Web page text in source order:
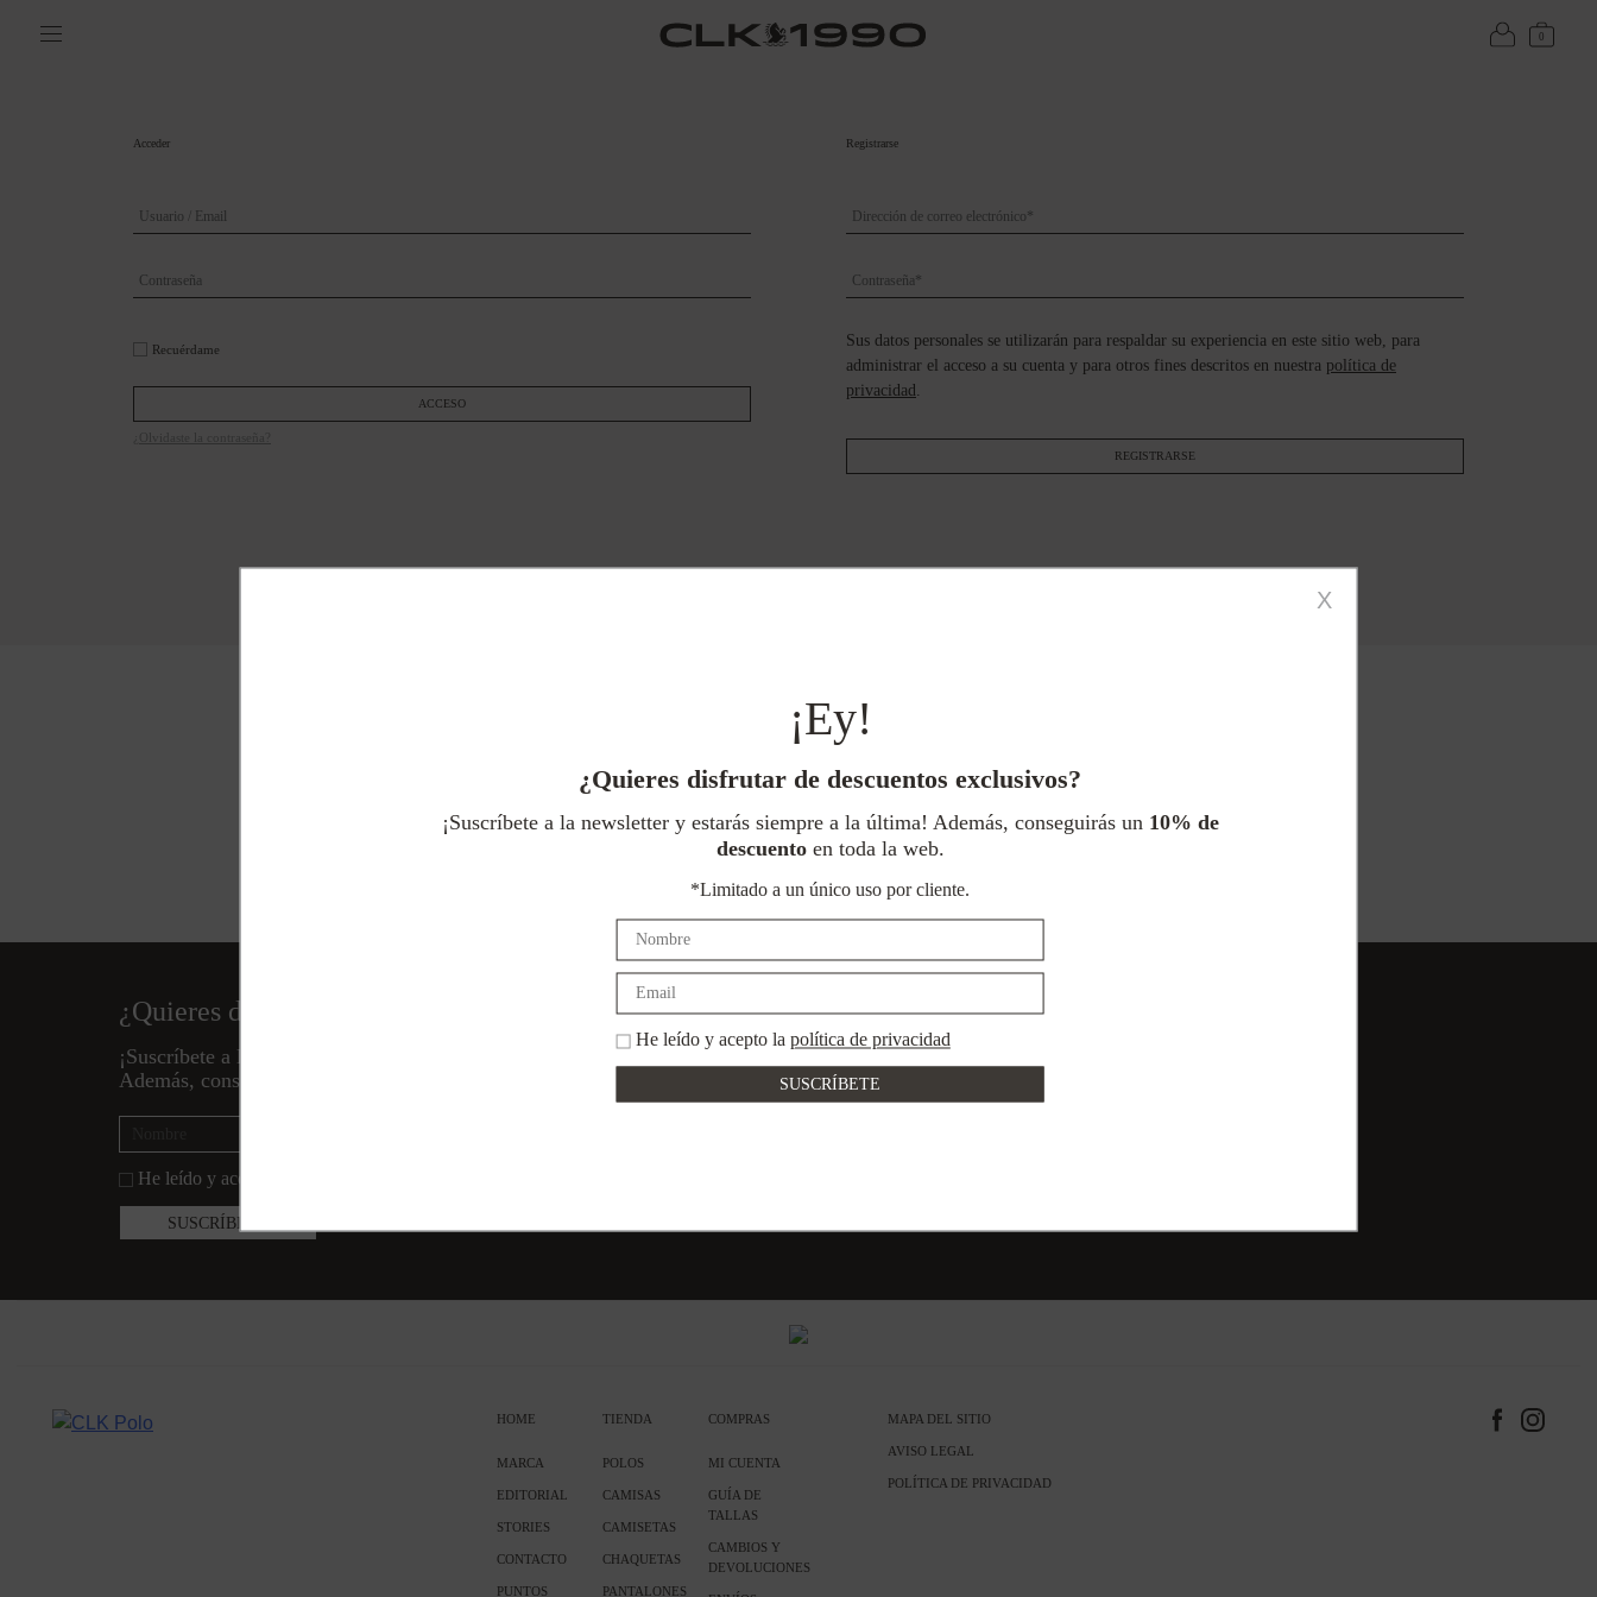
0
Acceder
Recuérdame
ACCESO
Registrarse
Sus datos personales se utilizarán para respaldar su experiencia en este sitio web, para
administrar el acceso a su cuenta y para otros fines descritos en nuestra política de
privacidad .
REGISTRARSE
¿Quieres disfrutar de descuentos exclusivos?
¡Suscríbete a la newsletter y estarás siempre a la última!
Además, conseguirás un
He leído y acepto la
HOME
MARCA
EDITORIAL
STORIES
CONTACTO
PUNTOS
TIENDA
POLOS
CAMISAS
CAMISETAS
CHAQUETAS
PANTALONES
COMPRAS
MI CUENTA
GUÍA DE
TALLAS
CAMBIOS Y
DEVOLUCIONES
MAPA DEL SITIO
AVISO LEGAL
POLÍTICA DE PRIVACIDAD
X
¡Ey!
¿Quieres disfrutar de descuentos exclusivos?
¡Suscríbete a la newsletter y estarás siempre a la última! Además, conseguirás un 10% de
descuentoen toda la web.
*Limitado a un único uso por cliente.
He leído y acepto la política de privacidad